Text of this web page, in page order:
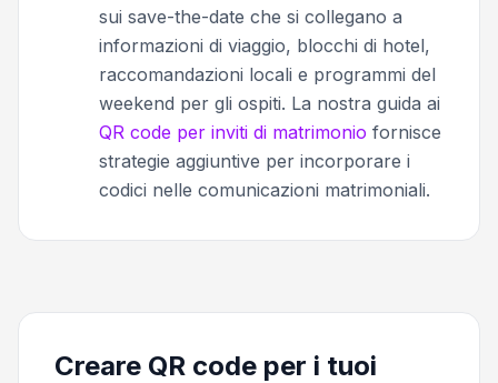
sui save-the-date che si collegano a
informazioni di viaggio, blocchi di hotel,
raccomandazioni locali e programmi del
weekend per gli ospiti. La nostra guida ai
QR code per inviti di matrimonio fornisce
strategie aggiuntive per incorporare i
codici nelle comunicazioni matrimoniali.
Creare QR code per i tuoi